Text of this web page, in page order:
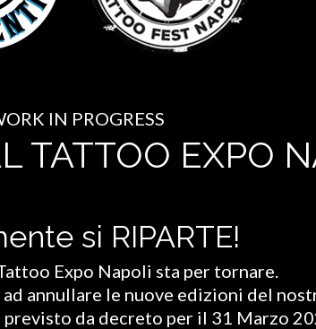
IN PROGRESS
TATTOO EXPO
si RIPARTE!
Expo Napoli sta per tornare.
annullare le nuove edizioni del
da decreto per il 31 Marzo